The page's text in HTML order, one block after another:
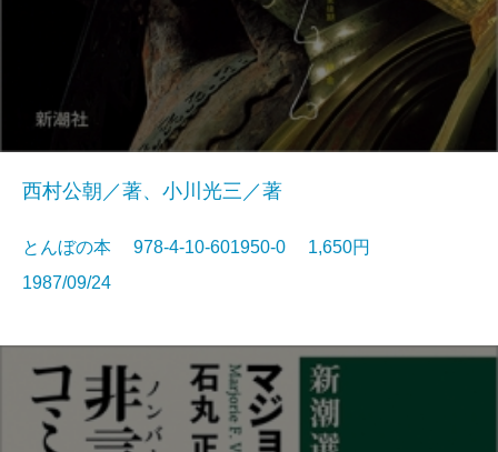
西村公朝／著、小川光三／著
とんぼの本 978-4-10-601950-0 1,650円
1987/09/24